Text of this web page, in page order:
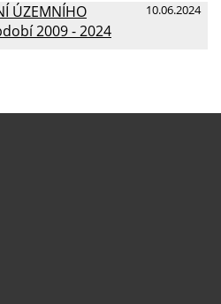
10.06.2024
ÚZEMNÍHO
2009 - 2024